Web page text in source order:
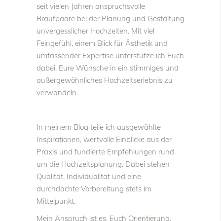
seit vielen Jahren anspruchsvolle
Brautpaare bei der Planung und Gestaltung
unvergesslicher Hochzeiten. Mit viel
Feingefühl, einem Blick für Ästhetik und
umfassender Expertise unterstütze ich Euch
dabei, Eure Wünsche in ein stimmiges und
außergewöhnliches Hochzeitserlebnis zu
verwandeln.
In meinem Blog teile ich ausgewählte
Inspirationen, wertvolle Einblicke aus der
Praxis und fundierte Empfehlungen rund
um die Hochzeitsplanung. Dabei stehen
Qualität, Individualität und eine
durchdachte Vorbereitung stets im
Mittelpunkt.
Mein Anspruch ist es, Euch Orientierung,